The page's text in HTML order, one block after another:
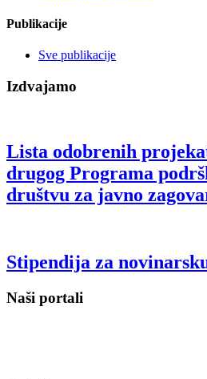
Publikacije
Sve publikacije
Izdvajamo
Lista odobrenih
drugog Programa
društvu za javno
Stipendija za
Naši portali